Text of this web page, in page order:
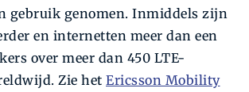
gebruik genomen. Inmiddels zijn
en internetten meer dan een
over meer dan 450 LTE-
Zie het Ericsson Mobility